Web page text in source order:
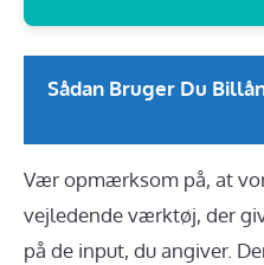
Sådan Bruger Du
Vær opmærksom på, at
vejledende værktøj, der
på de input, du angiver.